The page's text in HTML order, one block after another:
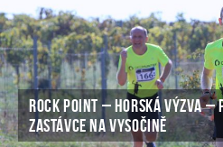
ROCK POINT – HORSKÁ VÝZVA –
ZASTÁVCE NA VYSOČINĚ